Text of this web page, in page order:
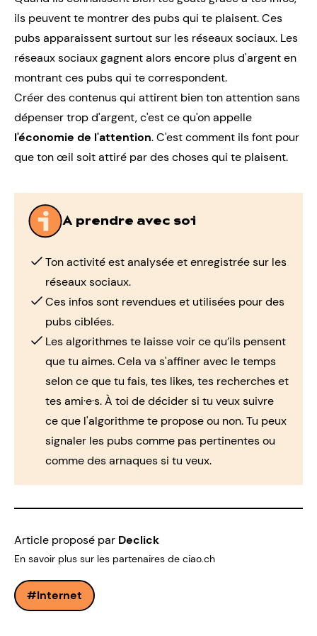
ils peuvent te montrer des pubs qui te plaisent. Ces
pubs apparaissent surtout sur les réseaux sociaux. Les
réseaux sociaux gagnent alors encore plus d'argent en
montrant ces pubs qui te correspondent.
Créer des contenus qui attirent bien ton attention sans
dépenser trop d'argent, c'est ce qu'on appelle
l'économie de l'attention. C'est comment ils font pour
que ton œil soit attiré par des choses qui te plaisent.
A prendre avec soi
Ton activité est analysée et enregistrée sur les
réseaux sociaux.
Ces infos sont revendues et utilisées pour des
pubs ciblées.
Les algorithmes te laisse voir ce qu’ils pensent
que tu aimes. Cela va s'affiner avec le temps
selon ce que tu fais, tes likes, tes recherches et
tes ami·e·s. À toi de décider si tu veux suivre
ce que l'algorithme te propose ou non. Tu peux
signaler les pubs comme pas pertinentes ou
comme des arnaques si tu veux.
Article proposé par Declick
En savoir plus sur les partenaires de ciao.ch
Internet